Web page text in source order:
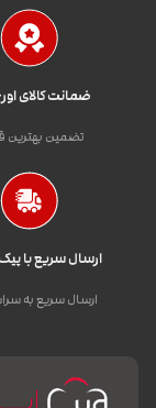
ضمانت کالای
تضمین بهترین
ارسال سریع با
ارسال سریع به